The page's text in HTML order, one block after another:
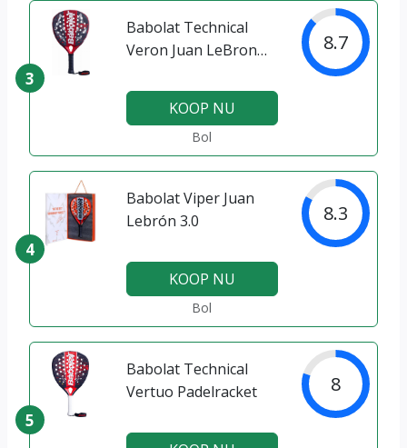
3
Babolat Technical
Veron Juan LeBron
8.7
KOOP NU
Bol
4
Babolat Viper Juan
Lebrón 3.0
8.3
KOOP NU
Bol
5
Babolat Technical
Vertuo Padelracket
8